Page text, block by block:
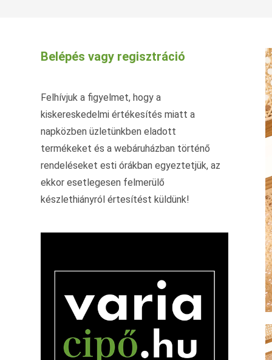
Belépés vagy regisztráció
Felhívjuk a figyelmet, hogy a
kiskereskedelmi értékesítés miatt a
napközben üzletünkben eladott
termékeket és a webáruházban történő
rendeléseket esti órákban egyeztetjük, az
ekkor esetlegesen felmerülő
készlethiányról értesítést küldünk!